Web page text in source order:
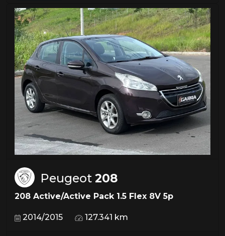
Peugeot 208
208 Active/Active Pack 1.5 Flex 8V 5p
2014/2015 127.341 km